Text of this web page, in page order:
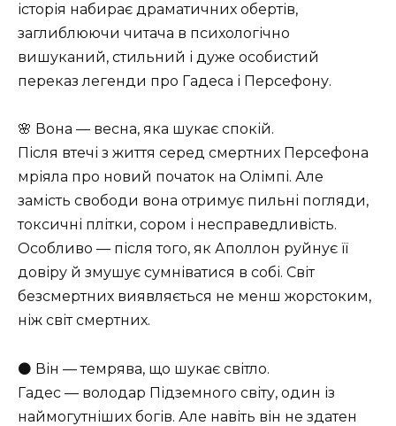
історія набирає драматичних обертів,
заглиблюючи читача в психологічно
вишуканий, стильний і дуже особистий
переказ легенди про Гадеса і Персефону.
🌸 Вона — весна, яка шукає спокій.
Після втечі з життя серед смертних Персефона
мріяла про новий початок на Олімпі. Але
замість свободи вона отримує пильні погляди,
токсичні плітки, сором і несправедливість.
Особливо — після того, як Аполлон руйнує її
довіру й змушує сумніватися в собі. Світ
безсмертних виявляється не менш жорстоким,
ніж світ смертних.
⚫ Він — темрява, що шукає світло.
Гадес — володар Підземного світу, один із
наймогутніших богів. Але навіть він не здатен